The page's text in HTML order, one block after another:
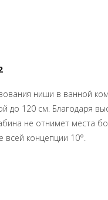
ниши в ванной
до 120 см. Благодаря
не отнимет места
всей концепции 10°.